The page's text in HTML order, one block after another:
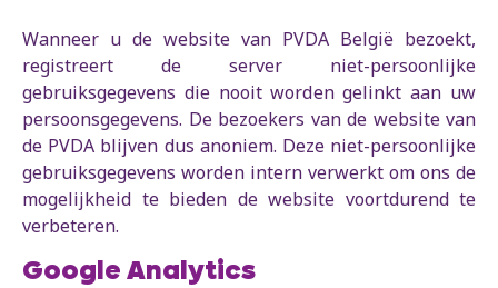
Wanneer u de website van PVDA België bezoekt,
registreert de server niet-persoonlijke
gebruiksgegevens die nooit worden gelinkt aan uw
persoonsgegevens. De bezoekers van de website van
de PVDA blijven dus anoniem. Deze niet-persoonlijke
gebruiksgegevens worden intern verwerkt om ons de
mogelijkheid te bieden de website voortdurend te
verbeteren.
Google Analytics